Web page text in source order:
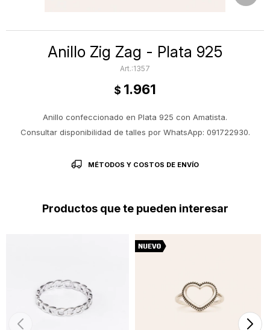
Anillo Zig Zag - Plata 925
1357
$ 1.961
Anillo confeccionado en Plata 925 con Amatista.
Consultar disponibilidad de talles por WhatsApp: 091722930.
MÉTODOS Y COSTOS DE ENVÍO
Productos que te pueden interesar